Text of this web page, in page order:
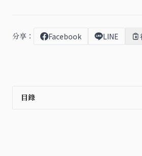
分享： Facebook LINE
目錄